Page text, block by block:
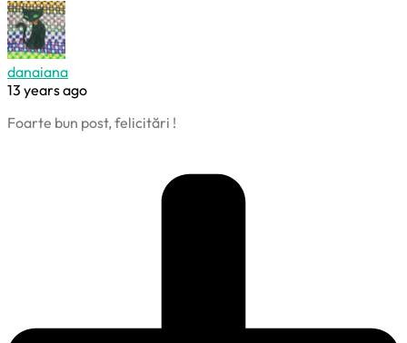
danaiana
13 years ago
Foarte bun post, felicitări !